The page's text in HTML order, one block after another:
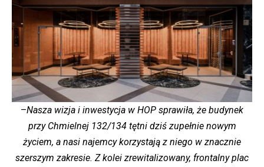
–Nasza wizja i inwestycja w HOP sprawiła, że budynek
przy Chmielnej 132/134 tętni dziś zupełnie nowym
życiem, a nasi najemcy korzystają z niego w znacznie
szerszym zakresie. Z kolei zrewitalizowany, frontalny plac